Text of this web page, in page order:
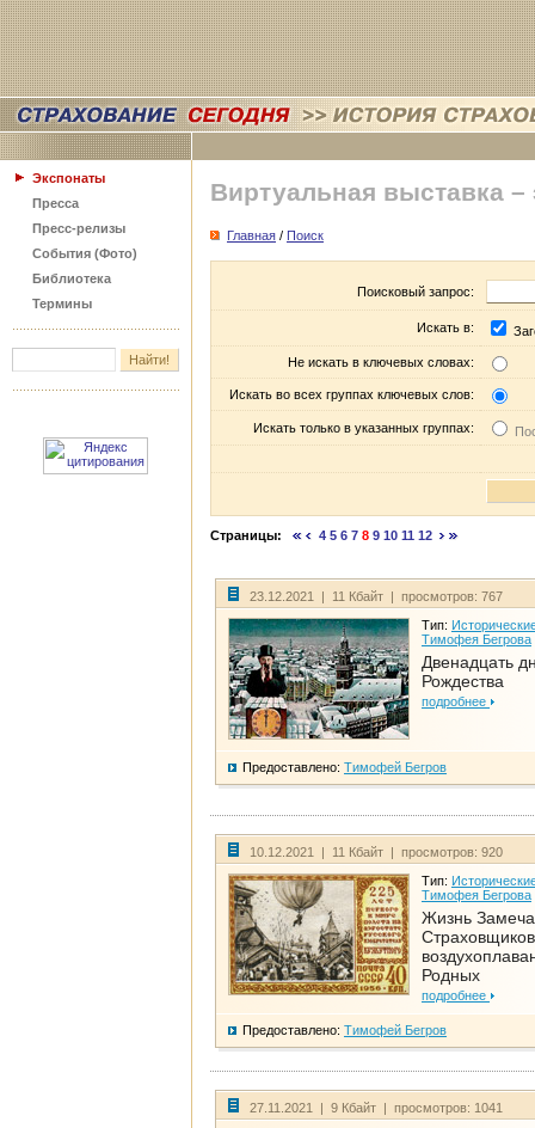
Экспонаты
Пресса
Пресс-релизы
События (Фото)
Библиотека
Термины
Виртуальная выставка –
Главная / Поиск
Поисковый запрос:
Искать в:
Не искать в ключевых словах:
Искать во всех группах ключевых слов:
Искать только в указанных группах:
Страницы: 4 5 6 7 8 9 10 11 12
23.12.2021 | 11 Кбайт | просмотров: 767
Тип:
Тимофея Бегрова
Двенадцать
Рождества
подробнее
Предоставлено: Тимофей Бегров
10.12.2021 | 11 Кбайт | просмотров: 920
Тип:
Тимофея Бегрова
Жизнь
Родных
подробнее
Предоставлено: Тимофей Бегров
27.11.2021 | 9 Кбайт | просмотров: 1041